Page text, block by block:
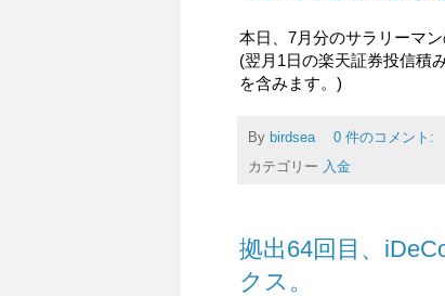
本日、7月分のサラリーマ
(翌月1日の楽天証券投信積
を含みます。)
By birdsea
0 件のコメント:
カテゴリー 入金
拠出64回目、
クス。